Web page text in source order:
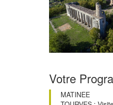
Votre
MATINEE